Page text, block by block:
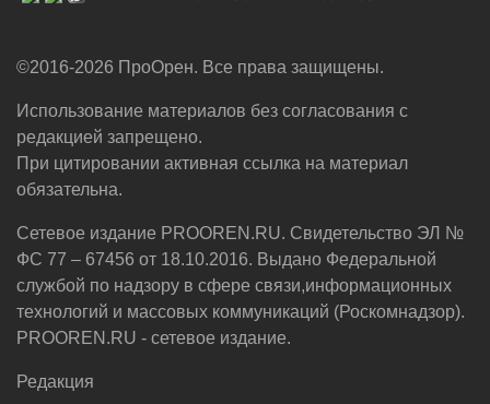
©2016-2026 ПроОрен. Все права защищены.
Использование материалов без согласования с
редакцией запрещено.
При цитировании активная ссылка на материал
обязательна.
Сетевое издание PROOREN.RU. Свидетельство ЭЛ №
ФС 77 – 67456 от 18.10.2016. Выдано Федеральной
службой по надзору в сфере связи,информационных
технологий и массовых коммуникаций (Роскомнадзор).
PROOREN.RU - сетевое издание.
Редакция